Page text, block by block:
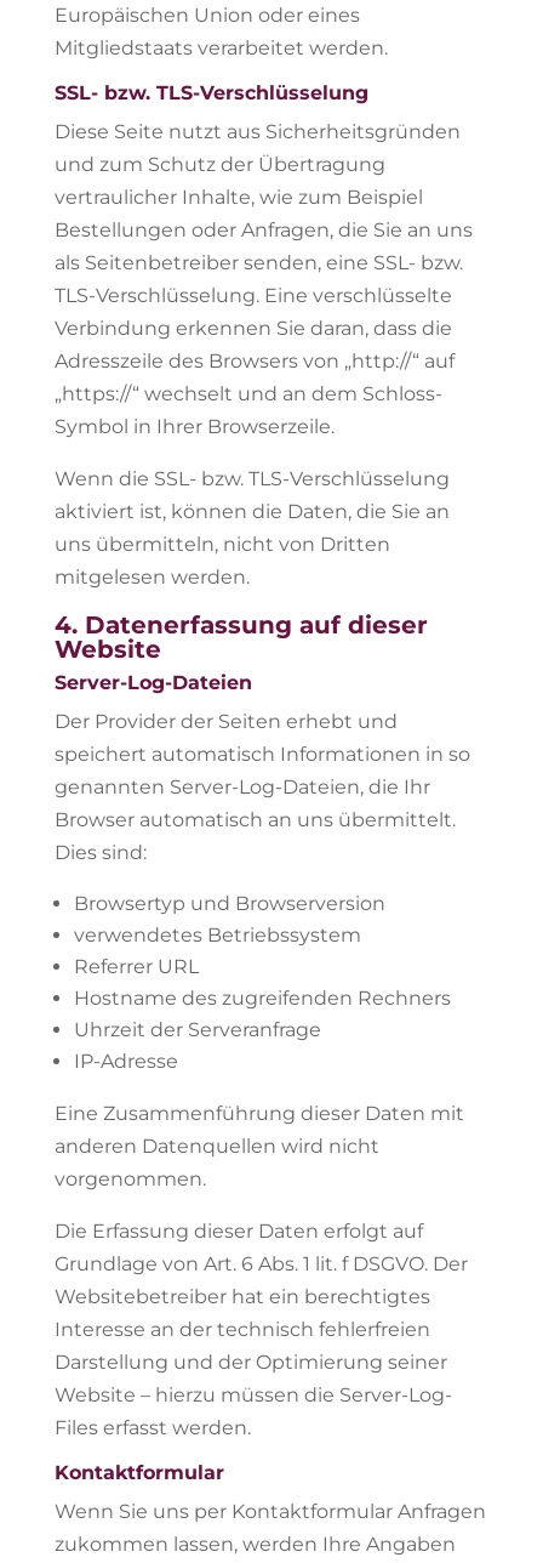
Europäischen Union oder eines
Mitgliedstaats verarbeitet werden.
SSL- bzw. TLS-Verschlüsselung
Diese Seite nutzt aus Sicherheitsgründen
und zum Schutz der Übertragung
vertraulicher Inhalte, wie zum Beispiel
Bestellungen oder Anfragen, die Sie an uns
als Seitenbetreiber senden, eine SSL- bzw.
TLS-Verschlüsselung. Eine verschlüsselte
Verbindung erkennen Sie daran, dass die
Adresszeile des Browsers von „http://“ auf
„https://“ wechselt und an dem Schloss-
Symbol in Ihrer Browserzeile.
Wenn die SSL- bzw. TLS-Verschlüsselung
aktiviert ist, können die Daten, die Sie an
uns übermitteln, nicht von Dritten
mitgelesen werden.
4. Datenerfassung auf dieser
Website
Server-Log-Dateien
Der Provider der Seiten erhebt und
speichert automatisch Informationen in so
genannten Server-Log-Dateien, die Ihr
Browser automatisch an uns übermittelt.
Dies sind:
Browsertyp und Browserversion
verwendetes Betriebssystem
Referrer URL
Hostname des zugreifenden Rechners
Uhrzeit der Serveranfrage
IP-Adresse
Eine Zusammenführung dieser Daten mit
anderen Datenquellen wird nicht
vorgenommen.
Die Erfassung dieser Daten erfolgt auf
Grundlage von Art. 6 Abs. 1 lit. f DSGVO. Der
Websitebetreiber hat ein berechtigtes
Interesse an der technisch fehlerfreien
Darstellung und der Optimierung seiner
Website – hierzu müssen die Server-Log-
Files erfasst werden.
Kontaktformular
Wenn Sie uns per Kontaktformular Anfragen
zukommen lassen, werden Ihre Angaben